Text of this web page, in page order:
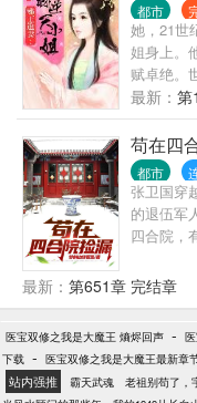
都市
她，21世
姐身上。
赋卓绝。
独他慧眼
们如何强
戏。
最新： 第
苟在四
都市
张卫国穿
的退伍军
四合院，
国在这个
最新： 第651章 完结章
医宝双修之我是大魔王 熵烬回声 -
下载 - 医宝双修之我是大魔王最新章
站内强推 霸天武魂 老祖别苟了，